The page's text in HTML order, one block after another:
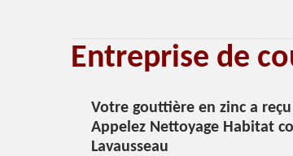
Entreprise de
Votre gouttière en zinc a
Appelez Nettoyage Habitat
Lavausseau